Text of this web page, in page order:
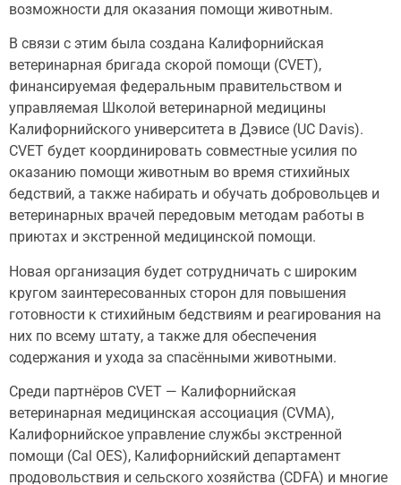
возможности для оказания помощи животным.
В связи с этим была создана Калифорнийская
ветеринарная бригада скорой помощи (CVET),
финансируемая федеральным правительством и
управляемая Школой ветеринарной медицины
Калифорнийского университета в Дэвисе (UC Davis).
CVET будет координировать совместные усилия по
оказанию помощи животным во время стихийных
бедствий, а также набирать и обучать добровольцев и
ветеринарных врачей передовым методам работы в
приютах и ​​экстренной медицинской помощи.
Новая организация будет сотрудничать с широким
кругом заинтересованных сторон для повышения
готовности к стихийным бедствиям и реагирования на
них по всему штату, а также для обеспечения
содержания и ухода за спасёнными животными.
Среди партнёров CVET — Калифорнийская
ветеринарная медицинская ассоциация (CVMA),
Калифорнийское управление службы экстренной
помощи (Cal OES), Калифорнийский департамент
продовольствия и сельского хозяйства (CDFA) и многие